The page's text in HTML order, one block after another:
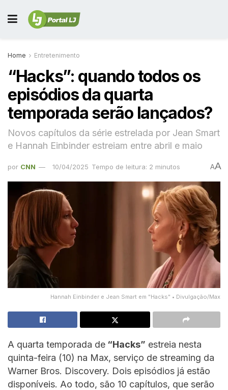
Home Entretenimento
“Hacks”: quando todos os
episódios da quarta
temporada serão lançados?
Novos capítulos da série estrelada por Jean Smart
e Hannah Einbinder estreiam entre abril e maio
por CNN 10/04/2025 Tempo de leitura: 2 minutos AA
Hannah Einbinder e Jean Smart em "Hacks" • Divulgação/Max
A quarta temporada de “Hacks” estreia nesta
quinta-feira (10) na Max, serviço de streaming da
Warner Bros. Discovery. Dois episódios já estão
disponíveis. Ao todo, são 10 capítulos, que serão